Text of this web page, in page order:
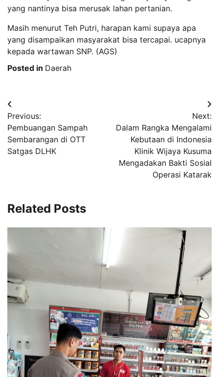
yang nantinya bisa merusak lahan pertanian.
Masih menurut Teh Putri, harapan kami supaya apa
yang disampaikan masyarakat bisa tercapai. ucapnya
kepada wartawan SNP. (AGS)
Posted in Daerah
Post
navigation
Previous:
Pembuangan Sampah
Sembarangan di OTT
Satgas DLHK
Next:
Dalam Rangka Mengalami
Kebutaan di Indonesia
Klinik Wijaya Kusuma
Mengadakan Bakti Sosial
Operasi Katarak
Related Posts